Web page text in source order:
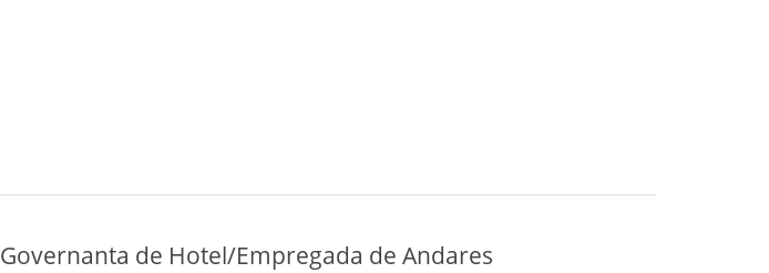
Governanta de Hotel/Empregada de Andares